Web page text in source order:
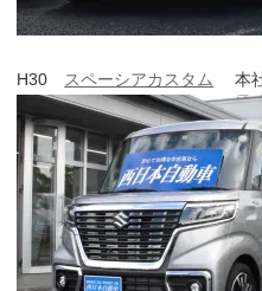
H30 スペーシアカスタム 本